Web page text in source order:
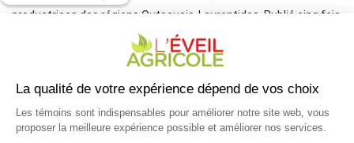
productrices des régions Outaouais-Laurentides. Publié cinq fois
par année par le Groupe JCL, il traite de l'actualité et des grands
enjeux reliés à l'agriculture.
COORDONNÉES
mlemay@groupejcl.ca